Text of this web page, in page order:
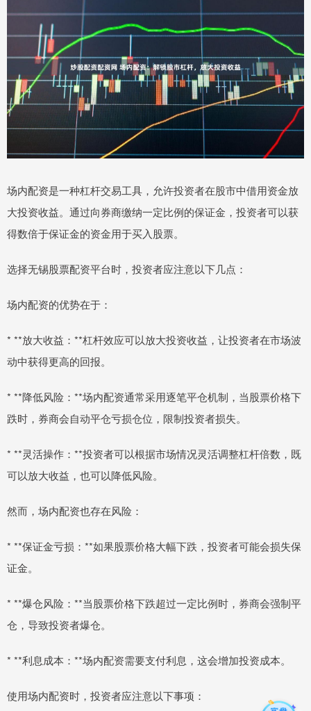
场内配资是一种杠杆交易工具，允许投资者在股市中借用资金放
大投资收益。通过向券商缴纳一定比例的保证金，投资者可以获
得数倍于保证金的资金用于买入股票。
选择无锡股票配资平台时，投资者应注意以下几点：
场内配资的优势在于：
* **放大收益：**杠杆效应可以放大投资收益，让投资者在市场波
动中获得更高的回报。
* **降低风险：**场内配资通常采用逐笔平仓机制，当股票价格下
跌时，券商会自动平仓亏损仓位，限制投资者损失。
* **灵活操作：**投资者可以根据市场情况灵活调整杠杆倍数，既
可以放大收益，也可以降低风险。
然而，场内配资也存在风险：
* **保证金亏损：**如果股票价格大幅下跌，投资者可能会损失保
证金。
* **爆仓风险：**当股票价格下跌超过一定比例时，券商会强制平
仓，导致投资者爆仓。
* **利息成本：**场内配资需要支付利息，这会增加投资成本。
使用场内配资时，投资者应注意以下事项：